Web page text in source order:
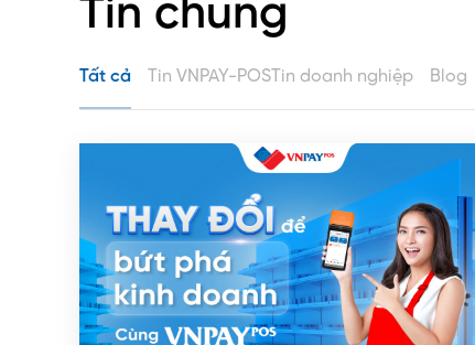
Tin chung
Tất cả Tin VNPAY-POSTin doanh nghiệp Blog